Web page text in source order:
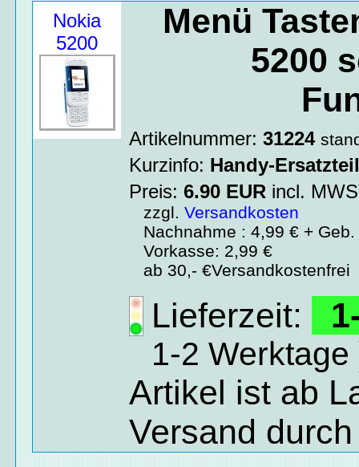
Nokia
5200
Menü
5200
Artikelnummer:31224
Kurzinfo: Handy-
Preis:6.90 EUR incl.
zzgl.Versandkosten
Nachnahme : 4,99 € + Geb.
Vorkasse: 2,99 €
ab 30,- €Versandkostenfrei
Lieferzeit:
1-2 Werktage
Artikel ist ab
Versand